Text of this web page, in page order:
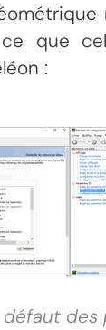
que
:
des